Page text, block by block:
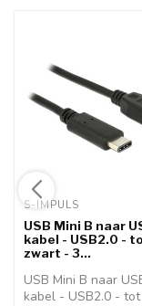
S-IMPULS
USB Mini B naar
kabel - USB2.0 -
zwart - 3...
USB Mini B naar
kabel - USB2.0 -